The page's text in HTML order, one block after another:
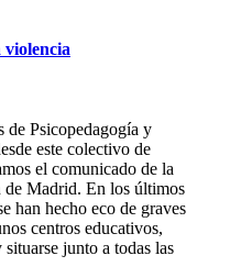
de Psicopedagogía y
este colectivo de
el comunicado de la
Madrid. En los últimos
han hecho eco de graves
centros educativos,
junto a todas las